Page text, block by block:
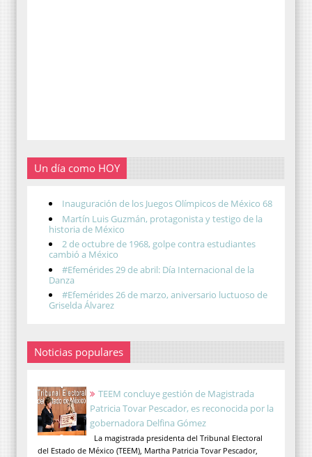
Un día como HOY
Inauguración de los Juegos Olímpicos de México 68
Martín Luis Guzmán, protagonista y testigo de la
historia de México
2 de octubre de 1968, golpe contra estudiantes
cambió a México
#Efemérides 29 de abril: Día Internacional de la
Danza
#Efemérides 26 de marzo, aniversario luctuoso de
Griselda Álvarez
Noticias populares
TEEM concluye gestión de Magistrada
Patricia Tovar Pescador, es reconocida por la
gobernadora Delfina Gómez
La magistrada presidenta del Tribunal Electoral
del Estado de México (TEEM), Martha Patricia Tovar Pescador,